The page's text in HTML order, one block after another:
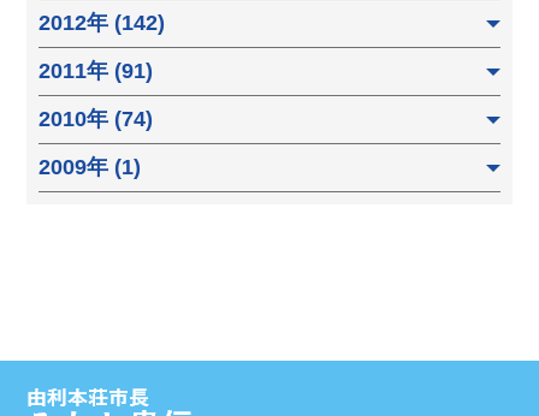
2012年 (142)
2011年 (91)
2010年 (74)
2009年 (1)